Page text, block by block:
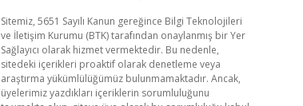
Sitemiz, 5651 Sayılı Kanun gereğince Bilgi Teknolojileri
ve İletişim Kurumu (BTK) tarafından onaylanmış bir Yer
Sağlayıcı olarak hizmet vermektedir. Bu nedenle,
sitedeki içerikleri proaktif olarak denetleme veya
araştırma yükümlülüğümüz bulunmamaktadır. Ancak,
üyelerimiz yazdıkları içeriklerin sorumluluğunu